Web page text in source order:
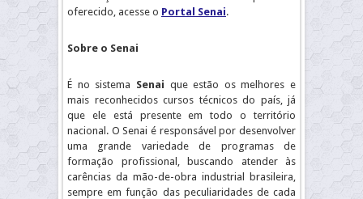
oferecido, acesse o Portal Senai.
Sobre o Senai
É no sistema Senai que estão os melhores e
mais reconhecidos cursos técnicos do país, já
que ele está presente em todo o território
nacional. O Senai é responsável por desenvolver
uma grande variedade de programas de
formação profissional, buscando atender às
carências da mão-de-obra industrial brasileira,
sempre em função das peculiaridades de cada